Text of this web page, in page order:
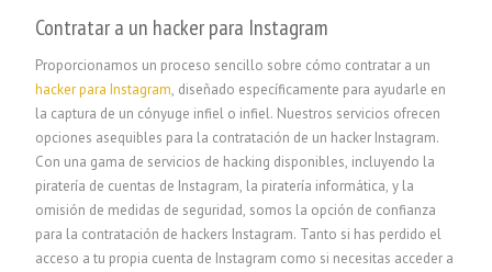
Contratar a un hacker para Instagram
Proporcionamos un proceso sencillo sobre cómo contratar a un
hacker para Instagram, diseñado específicamente para ayudarle en
la captura de un cónyuge infiel o infiel. Nuestros servicios ofrecen
opciones asequibles para la contratación de un hacker Instagram.
Con una gama de servicios de hacking disponibles, incluyendo la
piratería de cuentas de Instagram, la piratería informática, y la
omisión de medidas de seguridad, somos la opción de confianza
para la contratación de hackers Instagram. Tanto si has perdido el
acceso a tu propia cuenta de Instagram como si necesitas acceder a